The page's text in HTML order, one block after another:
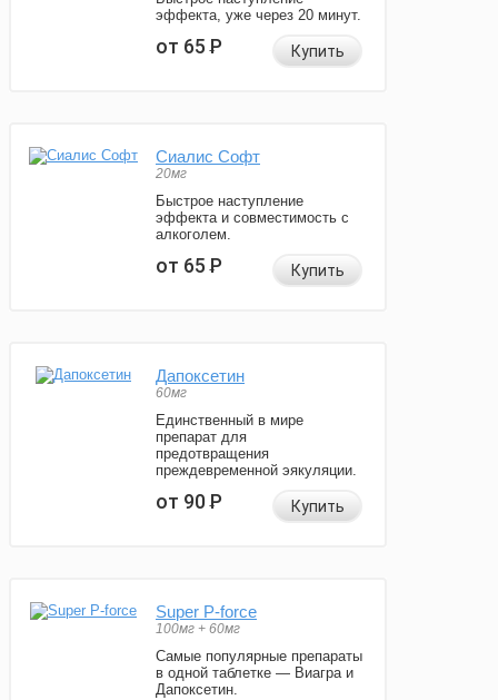
эффекта, уже через 20 минут.
от 65Р Купить
Сиалис Софт
20мг
Быстрое наступление
эффекта и совместимость с
алкоголем.
от 65Р Купить
Дапоксетин
60мг
Единственный в мире
препарат для
предотвращения
преждевременной эякуляции.
от 90Р Купить
Super P-force
100мг + 60мг
Самые популярные препараты
в одной таблетке — Виагра и
Дапоксетин.